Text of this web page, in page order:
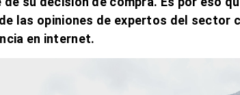
las opiniones de expertos del sector
en internet.